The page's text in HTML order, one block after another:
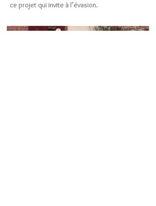
ce projet qui invite à l’évasion.